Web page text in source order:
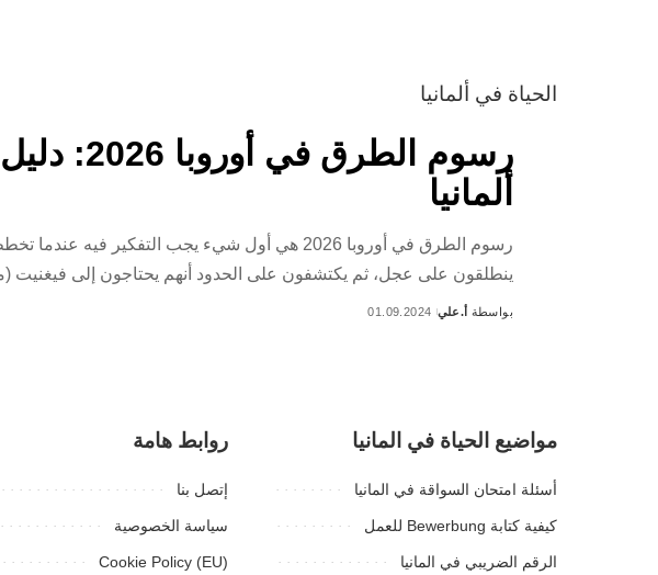
الحياة في ألمانيا
رسوم
ألمانيا
رسوم الطرق في أوروبا 2026 هي أول شيء يجب
ينطلقون على عجل، ثم يكتشفون على الحدود أنهم يحتاجون إلى فيغنيت
Posted
بواسطة أ.علي 01.09.2024
مواضيع الحياة في المانيا
أسئلة امتحان السواقة في المانيا
كيفية كتابة Bewerbung للعمل
الرقم الضريبي في المانيا
روابط هامة
إتصل بنا
سياسة الخصوصية
Cookie Policy (EU)